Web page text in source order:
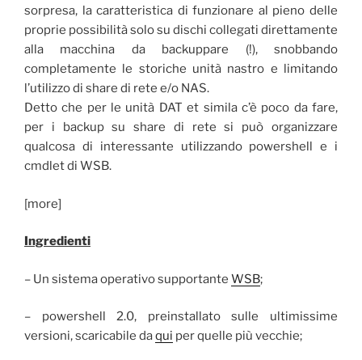
sorpresa, la caratteristica di funzionare al pieno delle
proprie possibilità solo su dischi collegati direttamente
alla macchina da backuppare (!), snobbando
completamente le storiche unità nastro e limitando
l’utilizzo di share di rete e/o NAS.
Detto che per le unità DAT et simila c’è poco da fare,
per i backup su share di rete si può organizzare
qualcosa di interessante utilizzando powershell e i
cmdlet di WSB.
[more]
Ingredienti
– Un sistema operativo supportante WSB;
– powershell 2.0, preinstallato sulle ultimissime
versioni, scaricabile daqui per quelle più vecchie;